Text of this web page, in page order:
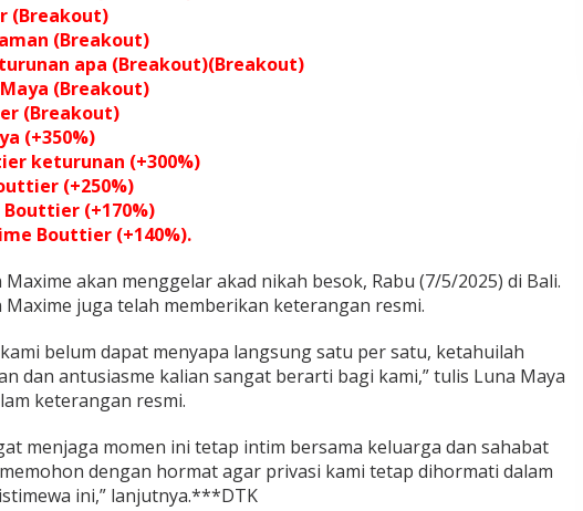
(Breakout)
(Breakout)
apa (Breakout)(Breakout)
(Breakout)
(Breakout)
(+350%)
keturunan (+300%)
(+250%)
(+170%)
Bouttier (+140%).
Maxime akan menggelar akad nikah besok, Rabu (7/5/2025) di Bali.
Maxime juga telah memberikan keterangan resmi.
belum dapat menyapa langsung satu per satu, ketahuilah
dan antusiasme kalian sangat berarti bagi kami,” tulis Luna Maya
keterangan resmi.
menjaga momen ini tetap intim bersama keluarga dan sahabat
dengan hormat agar privasi kami tetap dihormati dalam
ini,” lanjutnya.***DTK